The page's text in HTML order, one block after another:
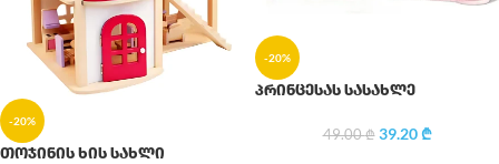
-20%
თოჯინის ხის სახლი
-20%
პრინცესას სასახლე
49.00₾ 39.20₾